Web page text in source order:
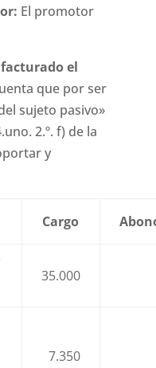
El promotor
el
que por ser
sujeto pasivo»
2.º. f) de la
y
Cargo
35.000
7.350